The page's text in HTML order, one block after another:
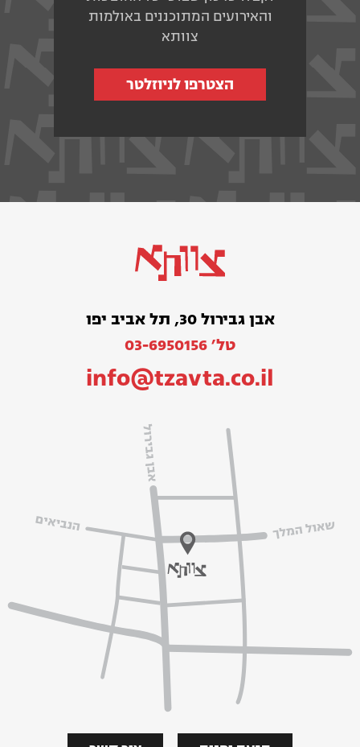
והאירועים המתוכננים באולמות
צוותא
הצטרפו לניוזלטר
אבן גבירול 30, תל אביב יפו
טל׳ 03-6950156
info@tzavta.co.il